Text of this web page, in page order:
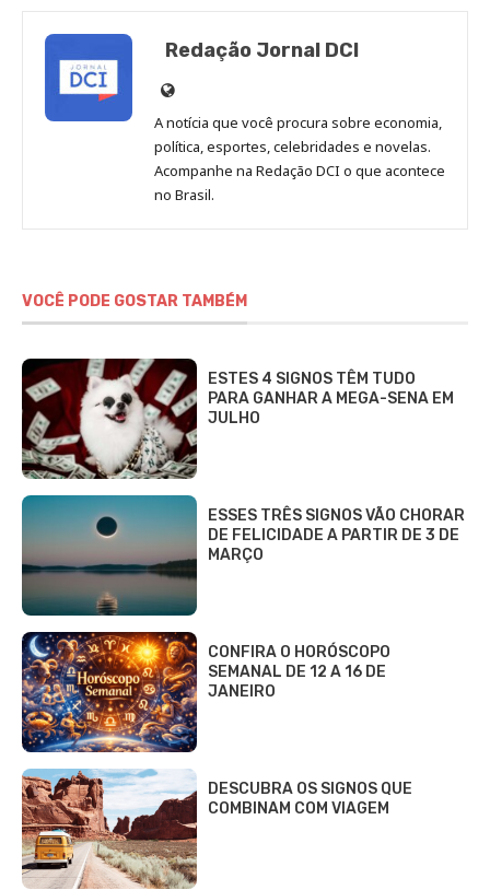
Redação Jornal DCI
Site
de
Redação
Jornal
DCI
A notícia que você procura sobre economia,
política, esportes, celebridades e novelas.
Acompanhe na Redação DCI o que acontece
no Brasil.
VOCÊ PODE GOSTAR TAMBÉM
ESTES 4 SIGNOS TÊM TUDO
PARA GANHAR A MEGA-SENA EM
JULHO
ESSES TRÊS SIGNOS VÃO CHORAR
DE FELICIDADE A PARTIR DE 3 DE
MARÇO
CONFIRA O HORÓSCOPO
SEMANAL DE 12 A 16 DE
JANEIRO
DESCUBRA OS SIGNOS QUE
COMBINAM COM VIAGEM